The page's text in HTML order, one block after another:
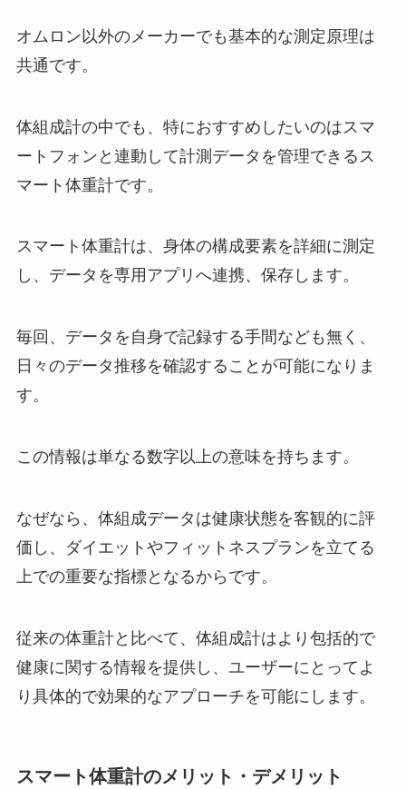
オムロン以外のメーカーでも基本的な測定原理は
共通です。
体組成計の中でも、特におすすめしたいのはスマ
ートフォンと連動して計測データを管理できるス
マート体重計です。
スマート体重計は、身体の構成要素を詳細に測定
し、データを専用アプリへ連携、保存します。
毎回、データを自身で記録する手間なども無く、
日々のデータ推移を確認することが可能になりま
す。
この情報は単なる数字以上の意味を持ちます。
なぜなら、体組成データは健康状態を客観的に評
価し、ダイエットやフィットネスプランを立てる
上での重要な指標となるからです。
従来の体重計と比べて、体組成計はより包括的で
健康に関する情報を提供し、ユーザーにとってよ
り具体的で効果的なアプローチを可能にします。
スマート体重計のメリット・デメリット